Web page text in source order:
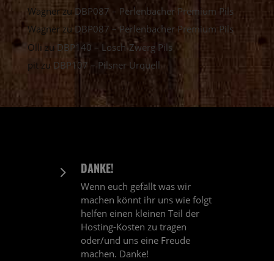
Wagnerzu DBP087 – Perlenbacher Premium Pils
WagnerzuDBP087 – Perlenbacher Premium Pils
Olli zu DBP140 – Lösch-Zwerg Pils
pitzu DBP107 – Pilsner Urquell
5 DANKE!
Wenn euch gefällt was wir
machen könnt ihr uns wie folgt
helfen einen kleinen Teil der
Hosting-Kosten zu tragen
oder/und uns eine Freude
machen. Danke!